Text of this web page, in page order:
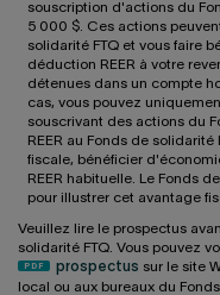
souscription d'actions du
5 000 $. Ces actions
solidarité FTQ et vous faire
déduction REER à votre
détenues dans un compte
cas, vous pouvez
souscrivant des actions du
REER au Fonds de
fiscale, bénéficier
REER habituelle. Le Fonds
pour illustrer cet avantage
Veuillez lire le prospectus
solidarité FTQ. Vous pouvez
prospectus sur le site
local ou aux bureaux du